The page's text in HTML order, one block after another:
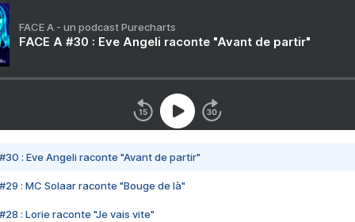
FACE A - un podcast Purecharts
FACE A #30 : Eve Angeli raconte "Avant de partir"
#30 : Eve Angeli raconte "Avant de partir"
#29 : MC Solaar raconte "Bouge de là"
#28 : Lorie raconte "Je vais vite"